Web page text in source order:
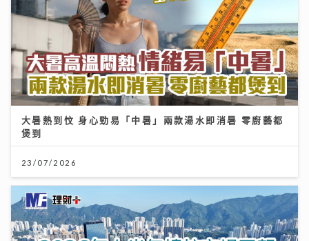
大暑熱到忟 身心勁易「中暑」兩款湯水即消暑 零廚藝都
煲到
23/07/2026